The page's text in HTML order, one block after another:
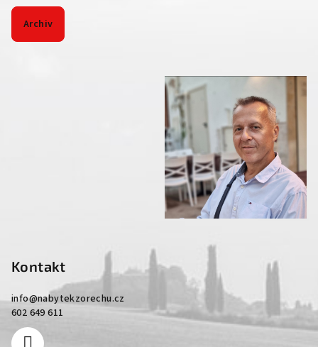
Archiv
Kontakt
info@nabytekzorechu.cz
602 649 611